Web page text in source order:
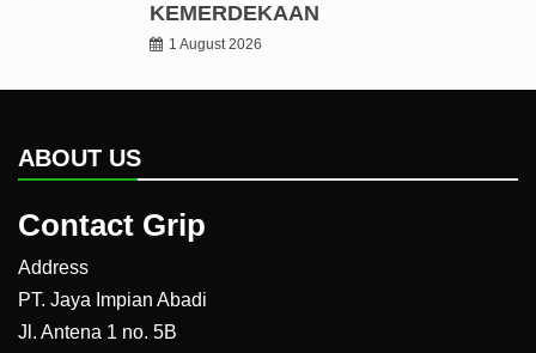
KEMERDEKAAN
1 August 2026
ABOUT US
Contact Grip
Address
PT. Jaya Impian Abadi
Jl. Antena 1 no. 5B